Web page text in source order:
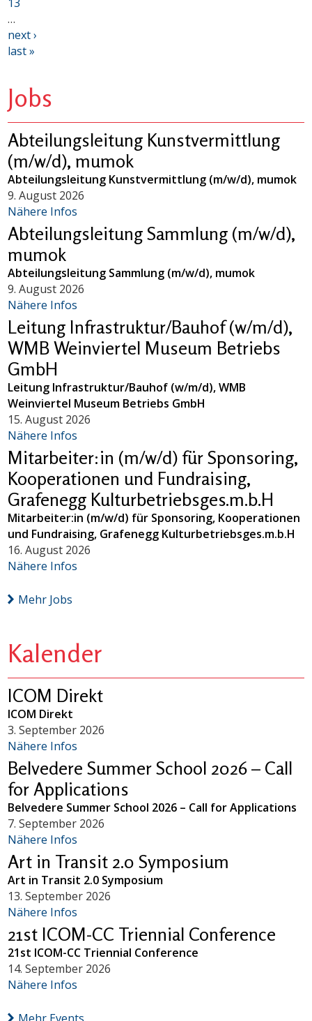
…
next ›
last »
Jobs
Abteilungsleitung Kunstvermittlung
(m/w/d), mumok
Abteilungsleitung Kunstvermittlung (m/w/d), mumok
9. August 2026
Nähere Infos
Abteilungsleitung Sammlung (m/w/d),
mumok
Abteilungsleitung Sammlung (m/w/d), mumok
9. August 2026
Nähere Infos
Leitung Infrastruktur/Bauhof (w/m/d),
WMB Weinviertel Museum Betriebs
GmbH
Leitung Infrastruktur/Bauhof (w/m/d), WMB
Weinviertel Museum Betriebs GmbH
15. August 2026
Nähere Infos
Mitarbeiter:in (m/w/d) für Sponsoring,
Kooperationen und Fundraising,
Grafenegg Kulturbetriebsges.m.b.H
Mitarbeiter:in (m/w/d) für Sponsoring, Kooperationen
und Fundraising, Grafenegg Kulturbetriebsges.m.b.H
16. August 2026
Nähere Infos
Mehr Jobs
Kalender
ICOM Direkt
ICOM Direkt
3. September 2026
Nähere Infos
Belvedere Summer School 2026 – Call
for Applications
Belvedere Summer School 2026 – Call for Applications
7. September 2026
Nähere Infos
Art in Transit 2.0 Symposium
Art in Transit 2.0 Symposium
13. September 2026
Nähere Infos
21st ICOM-CC Triennial Conference
21st ICOM-CC Triennial Conference
14. September 2026
Nähere Infos